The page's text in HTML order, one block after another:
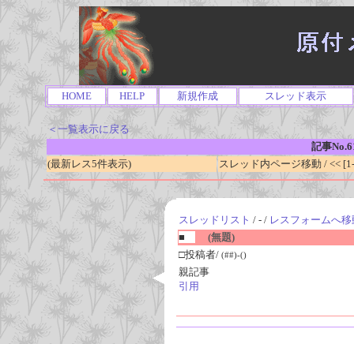
HOME HELP 新規作成 スレッド表示
＜一覧表示に戻る
記事
(最新レス5件表示)
スレッド内ページ移動 / <<
スレッドリスト / - / レスフォームへ移
■
(無題)
□投稿者/ (##)-()
親記事
引用